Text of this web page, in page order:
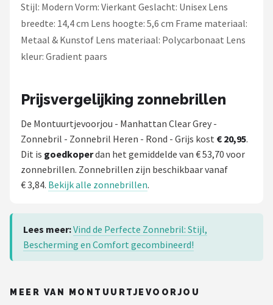
Stijl: Modern Vorm: Vierkant Geslacht: Unisex Lens
breedte: 14,4 cm Lens hoogte: 5,6 cm Frame materiaal:
Metaal & Kunstof Lens materiaal: Polycarbonaat Lens
kleur: Gradient paars
Prijsvergelijking zonnebrillen
De Montuurtjevoorjou - Manhattan Clear Grey -
Zonnebril - Zonnebril Heren - Rond - Grijs kost € 20,95.
Dit is goedkoperdan het gemiddelde van € 53,70 voor
zonnebrillen. Zonnebrillen zijn beschikbaar vanaf
€ 3,84. Bekijk alle zonnebrillen.
Lees meer:Vind de Perfecte Zonnebril: Stijl,
Bescherming en Comfort gecombineerd!
MEER VAN MONTUURTJEVOORJOU